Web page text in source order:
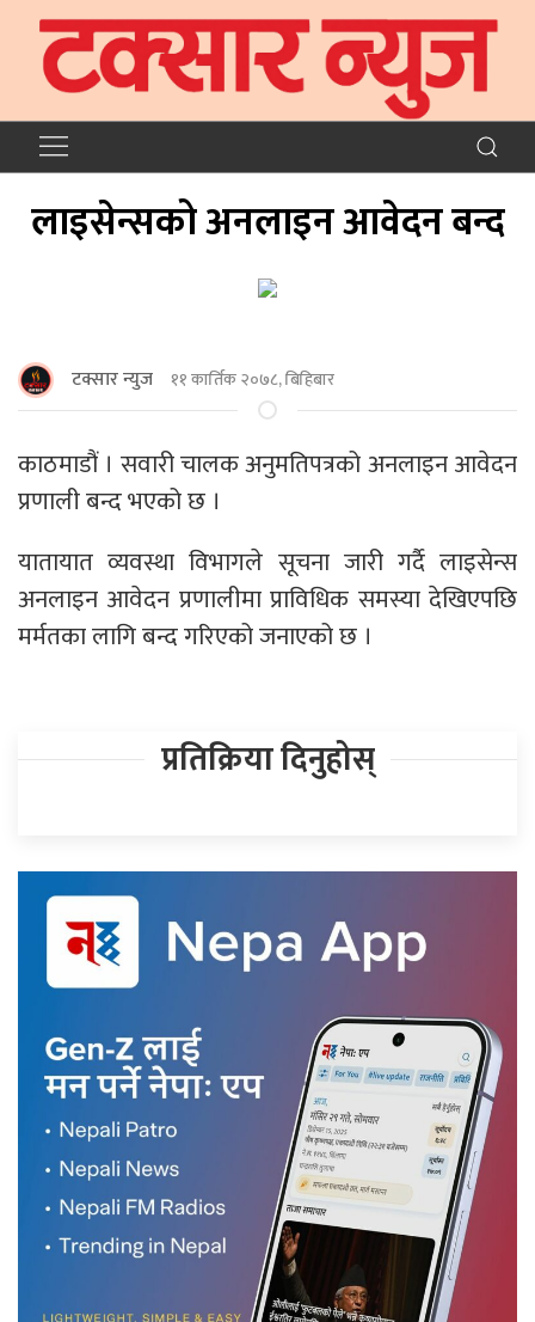
लाइसेन्सको अनलाइन आवेदन बन्द
टक्सार न्युज ११ कार्तिक २०७८, बिहिबार
काठमाडौं । सवारी चालक अनुमतिपत्रको अनलाइन आवेदन
प्रणाली बन्द भएको छ ।
यातायात व्यवस्था विभागले सूचना जारी गर्दै लाइसेन्स
अनलाइन आवेदन प्रणालीमा प्राविधिक समस्या देखिएपछि
मर्मतका लागि बन्द गरिएको जनाएको छ ।
प्रतिक्रिया दिनुहोस्